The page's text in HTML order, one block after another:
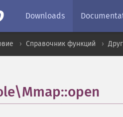
Downloads
Справочник функций